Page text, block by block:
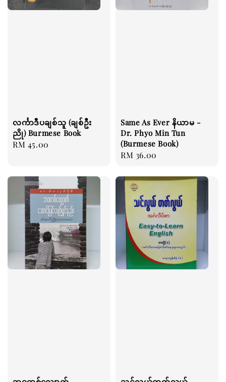
လင်္ကာဒီပချစ်သူ (ချစ်ဦး
ညို) Burmese Book
Regular
RM 45.00
Same As Ever နိယာမ -
Dr. Phyo Min Tun
(Burmese Book)
Regular
RM 36.00